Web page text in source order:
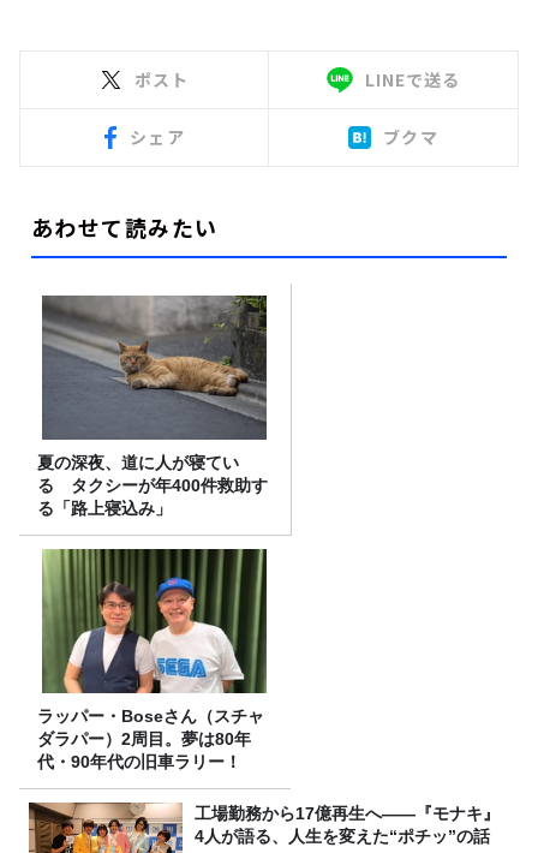
ポスト LINEで送る
シェア ブクマ
あわせて読みたい
夏の深夜、道に人が寝てい
る タクシーが年400件救助す
る「路上寝込み」
ラッパー・Boseさん（スチャ
ダラパー）2周目。夢は80年
代・90年代の旧車ラリー！
工場勤務から17億再生へ——『モナキ』
4人が語る、人生を変えた“ポチッ”の話